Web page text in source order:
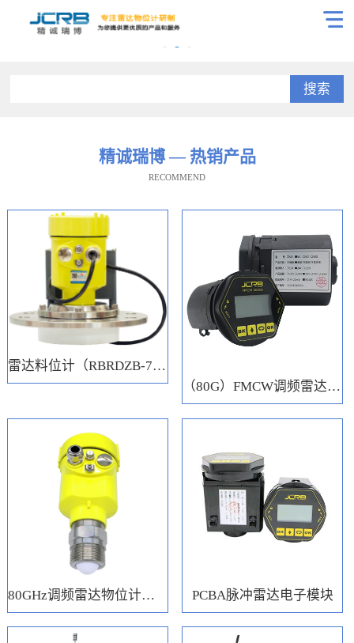
搜索
精诚瑞博 — 热销产品
RECOMMEND
雷达料位计（RBRDZB-71-6-C）
（80G）FMCW调频雷达电子模块
80GHz调频雷达物位计（RBRD71） PCBA脉冲雷达电子模块